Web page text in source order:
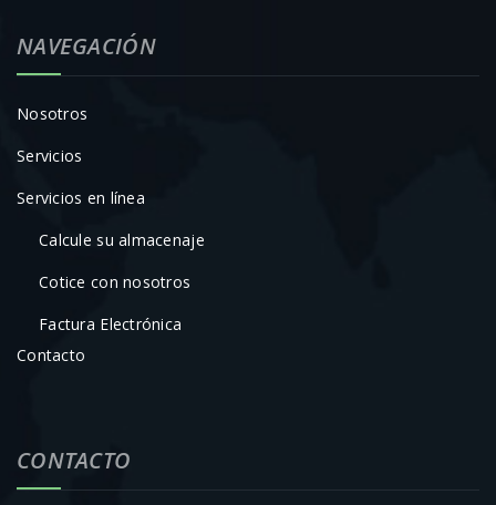
NAVEGACIÓN
Nosotros
Servicios
Servicios en línea
Calcule su almacenaje
Cotice con nosotros
Factura Electrónica
Contacto
CONTACTO